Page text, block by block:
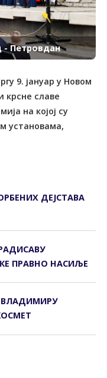
- Петровдан
9. јануар у Новом
крсне славе
на којој су
установама,
ДЕЈСТАВА
ПРАВНО НАСИЉЕ
ВЛАДИМИРУ